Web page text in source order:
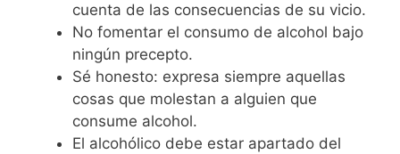
cuenta de las consecuencias de su vicio.
No fomentar el consumo de alcohol bajo
ningún precepto.
Sé honesto: expresa siempre aquellas
cosas que molestan a alguien que
consume alcohol.
El alcohólico debe estar apartado del